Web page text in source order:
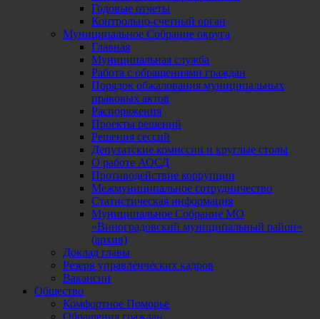
Годовые отчеты
Контрольно-счетный орган
Муниципальное Собрание округа
Главная
Муниципальная служба
Работа с обращениями граждан
Порядок обжалования муниципальных
правовых актов
Распоряжения
Проекты решений
Решения сессий
Депутатские комиссии и круглые столы
О работе АОСД
Противодействие коррупции
Межмуниципальное сотрудничество
Статистическая информация
Муниципальное Собрание МО
«Виноградовский муниципальный район»
(архив)
Доклад главы
Резерв управленческих кадров
Вакансии
Общество
Комфортное Поморье
Обращения граждан